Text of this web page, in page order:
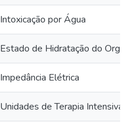
Intoxicação por Água
Estado de Hidratação do
Impedância Elétrica
Unidades de Terapia Intensiva